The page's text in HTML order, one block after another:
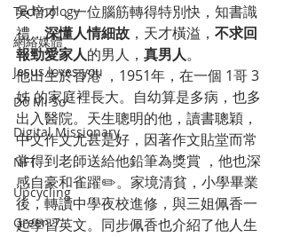
Technology
網絡媒體
Jesus loves you
Do Mi So
Digital Missionary
NFT
Upcycling
Green 7
吳培才，一位腦筋轉得特別快，知書識
禮，深懂人情細故 ，天才橫溢， 不求回
報勁愛家人的男人， 真男人。
他出生於香港 ，1951年，在一個 1哥 3
姊 的家庭裡長大。自幼算是多病，也多
出入醫院。天生聰明的他，讀書聰穎，
中文作文尤甚是好，因著作文貼堂而常
常得到老師送給他鉛筆為獎賞 ，他也深
感自豪和雀躍✏️。家境清貧，小學畢業
後，轉讀中學夜校進修，與三姐佩香一
起學習英文。同步佩香也介紹了他人生